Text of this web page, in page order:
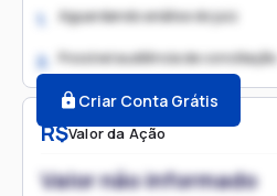
R$Valor da Ação
Valor não informado
1. Aguardando análise do juiz
2. Possível audiência de conciliação
Criar Conta Grátis